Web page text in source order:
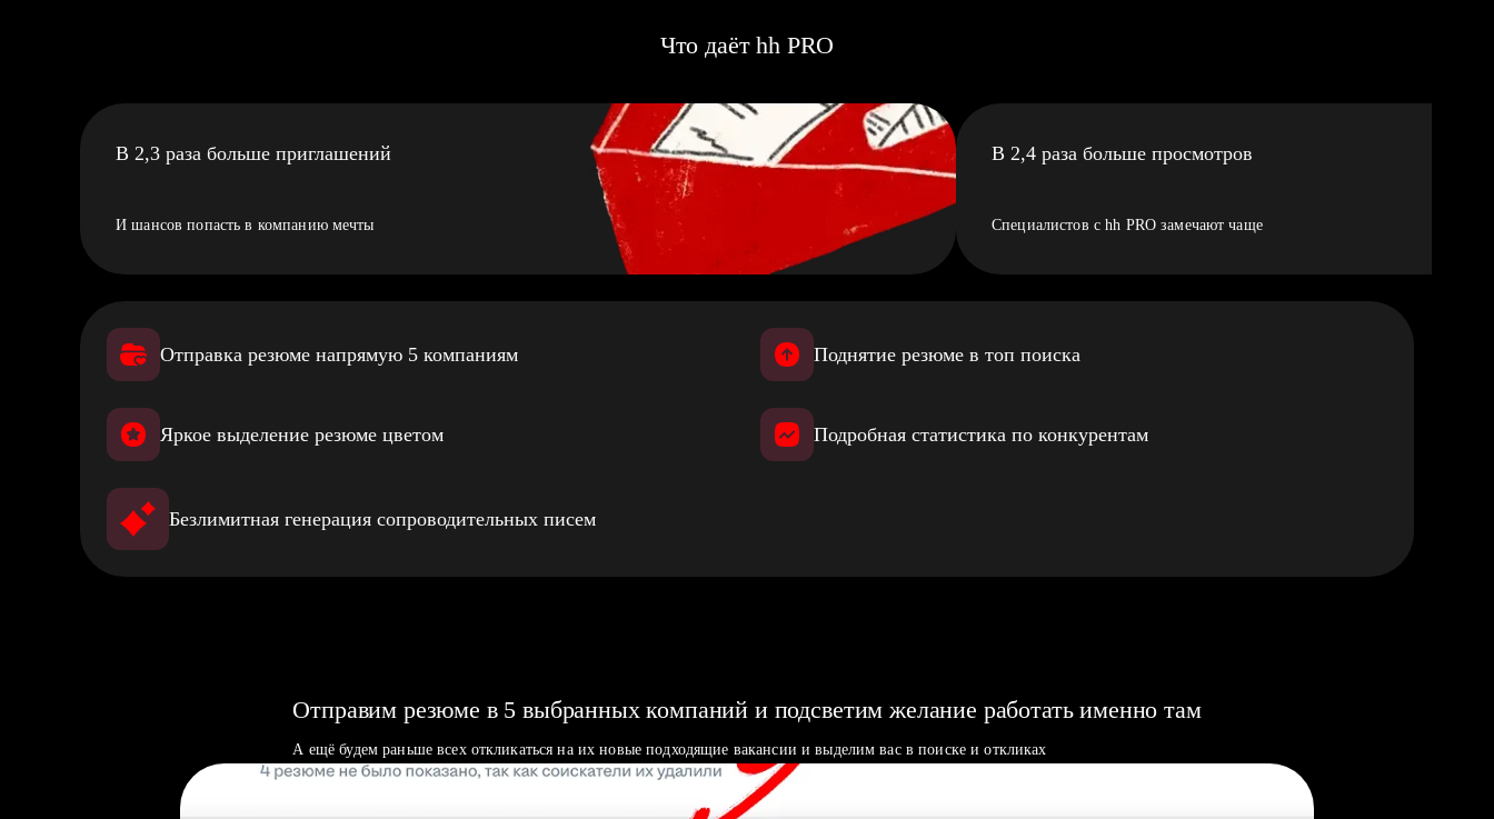
Что даёт hh PRO
В 2,3 раза больше приглашений
И шансов попасть в компанию мечты
В 2,4 раза больше просмотров
Специалистов с hh PRO замечают чаще
Отправка резюме напрямую 5 компаниям Поднятие резюме в топ поиска
Яркое выделение резюме цветом Подробная статистика по конкурентам
Безлимитная генерация сопроводительных писем
Отправим резюме в 5 выбранных компаний и подсветим желание работать именно там
А ещё будем раньше всех откликаться на их новые подходящие вакансии и выделим вас в поиске и откликах